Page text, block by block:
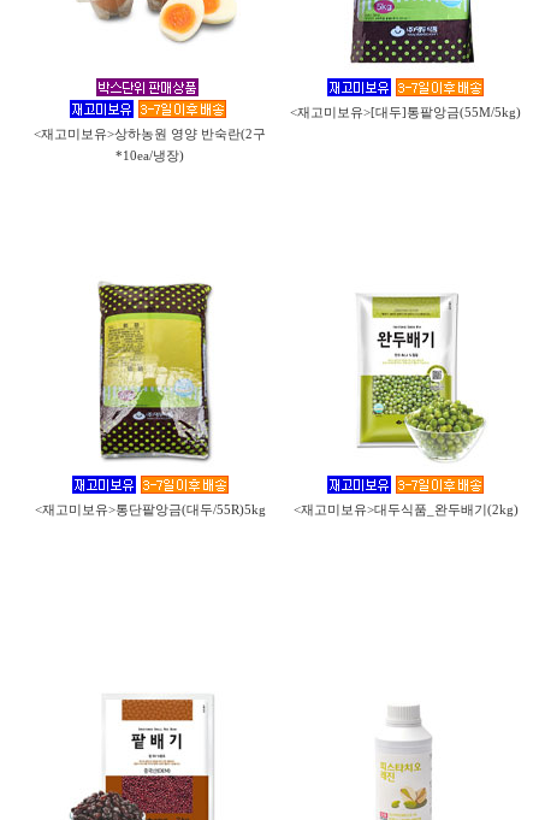
<재고미보유>상하농원 영양 반숙란(2구
*10ea/냉장)
<재고미보유>[대두]통팥앙금(55M/5kg)
<재고미보유>통단팥앙금(대두/55R)5kg <재고미보유>대두식품_완두배기(2kg)